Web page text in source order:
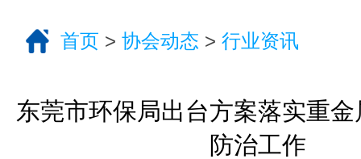
首页 > 协会动态 > 行业资讯
东莞市环保局出台方案落实重
防治工作
服务分类